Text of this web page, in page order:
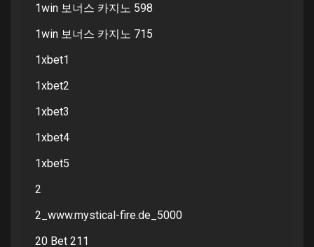
1win 보너스 카지노 598
1win 보너스 카지노 715
1xbet1
1xbet2
1xbet3
1xbet4
1xbet5
2
2_www.mystical-fire.de_5000
20 Bet 211